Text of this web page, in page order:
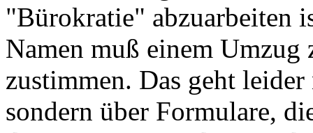
"Bürokratie" abzuarbeiten
Namen muß einem Umzug
zustimmen. Das geht
sondern über Formulare,